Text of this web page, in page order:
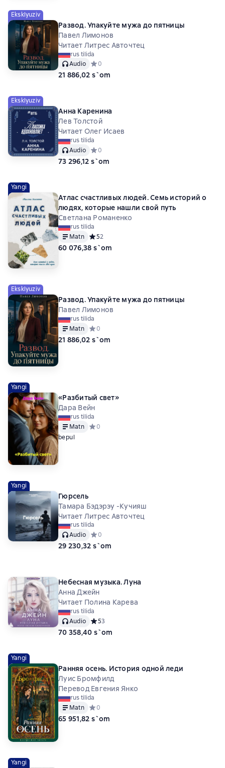
Eksklyuziv
Развод. Упакуйте мужа до пятницы
Павел Лимонов
Читает Литрес Авточтец
rus tilida
Audio
Средний рейтинг 0 на основе 0 оценок
0
21 886,02 s`om
Eksklyuziv
Анна Каренина
Лев Толстой
Читает Олег Исаев
rus tilida
Audio
Средний рейтинг 0 на основе 0 оценок
0
73 296,12 s`om
Yangi
Атлас счастливых людей. Семь историй о
людях, которые нашли свой путь
Светлана Романенко
rus tilida
Matn
Средний рейтинг 5 на основе 2 оценок
52
60 076,38 s`om
Eksklyuziv
Развод. Упакуйте мужа до пятницы
Павел Лимонов
rus tilida
Matn
Средний рейтинг 0 на основе 0 оценок
0
21 886,02 s`om
Yangi
«Разбитый свет»
Дара Вейн
rus tilida
Matn
Средний рейтинг 0 на основе 0 оценок
0
bepul
Yangi
Гюрсель
Тамара Бэдэрэу -Кучияш
Читает Литрес Авточтец
rus tilida
Audio
Средний рейтинг 0 на основе 0 оценок
0
29 230,32 s`om
Небесная музыка. Луна
Анна Джейн
Читает Полина Карева
rus tilida
Audio
Средний рейтинг 5 на основе 3 оценок
53
70 358,40 s`om
Yangi
Ранняя осень. История одной леди
Луис Бромфилд
Перевод Евгения Янко
rus tilida
Matn
Средний рейтинг 0 на основе 0 оценок
0
65 951,82 s`om
Yangi